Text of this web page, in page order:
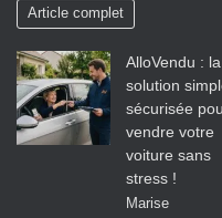
Article complet
AlloVendu : la
solution
sécurisée
vendre votre
voiture sans
stress !
Marise